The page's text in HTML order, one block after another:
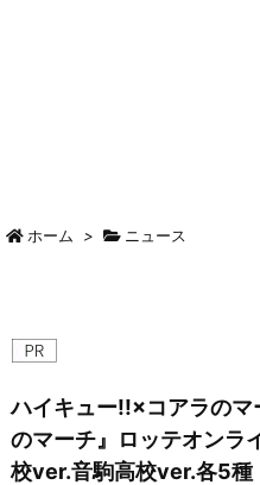
ホーム > ニュース
ハイキュー!!×コアラの
のマーチ』ロッテオンラ
校ver.音駒高校ver.各5種